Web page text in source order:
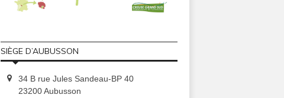
SIÈGE D’AUBUSSON
34 B rue Jules Sandeau-BP 40
23200 Aubusson